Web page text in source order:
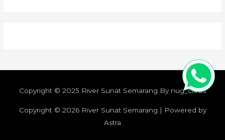
Copyright © 2025 River Sunat Semarang By nug_cleus
Copyright © 2026 River Sunat Semarang | Powered by
Astra